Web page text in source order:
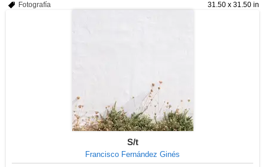
31.50 x 31.50 in
Fotografía
S/t
Francisco Fernández Ginés